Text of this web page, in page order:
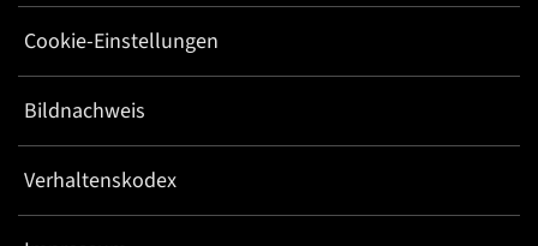
Cookie-Einstellungen
Bildnachweis
Verhaltenskodex